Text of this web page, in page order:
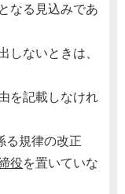
となる見込みであ
しないときは、
を記載しなけれ
る規律の改正
役を置いていな